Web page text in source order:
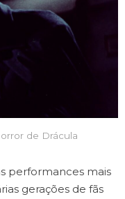
de Drácula
performances mais
gerações de fãs